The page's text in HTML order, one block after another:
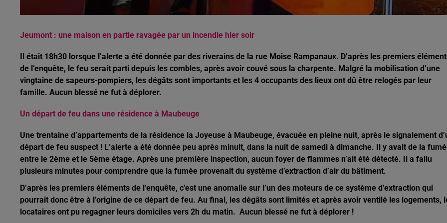
Jeumont : une maison en partie ravagée par un incendie hier soir
Il était 18h30 lorsque l’alerte a été donnée par des riverains de la rue Moise Rampanaux. D’après les premiers
de l’enquête, le feu serait parti depuis les combles, après avoir couvé sous la charpente. Malgré la mobilisation d’une
vingtaine de sapeurs-pompiers, les dégâts sont importants et les 4 occupants des lieux ont dû être relogés par leur
famille. Aucun blessé ne fut à déplorer.
Un départ de feu dans une résidence à Maubeuge
Une trentaine d’appartements de la résidence la Joyeuse à Maubeuge, évacuée en pleine nuit, après le signalement
départ de feu suspect ! L’alerte a été donnée peu après minuit, dans la nuit de samedi à dimanche. Il y avait de la
entre le 2ème et le 5ème étage. Après une première inspection, aucun foyer de flammes n’ait été détecté. Il a fallu
plusieurs minutes pour comprendre que la fumée provenait du système d’extraction d’air du bâtiment.
D’après les premiers éléments de l’enquête, c’est une anomalie sur l’un des moteurs de ce système d’extraction qui
pourrait donc être à l’origine de ce départ de feu. Au final, les dégâts sont limités et après avoir ventilé les logements,
locataires ont pu regagner leurs domiciles vers 2h du matin. Aucun blessé ne fut à déplorer !